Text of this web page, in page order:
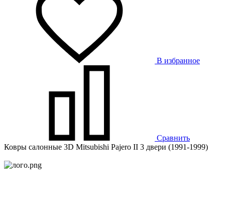
В избранное
Сравнить
Ковры салонные 3D Mitsubishi Pajero II 3 двери (1991-1999)